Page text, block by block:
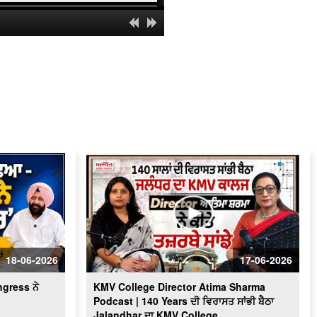
Makhsoospuri
ਮੇਅਰ ਪਦਮਜੀਤ ਸਿੰਘ ਮਹਿਤਾ ਨਾਲ ਵਿਸ਼ੇਸ਼
ਗੱਲਬਾਤ
Rakhra Exclusive l ਸਮਾਣਾ ਜਿੱਤ ਤੋਂ ਬਾਅਦ
ਸੁਰਜੀਤ ਸਿੰਘ ਰੱਖੜਾ ਦੀ Exclusive
ਇੰਟਰਵਿਊ
PTC ਛੱਡਣਾ ਜ਼ਰੂਰੀ ਸੀ ਜਾਂ ਮਜ਼ਬੂਰੀ ?
Rabindra Narayan ਨੇ ਦੱਸੇ ਚੈਨਲਾਂ ਦੇ ਭੇਤ
MLA Sukhanand ਦਾ ਖੁੱਲ੍ਹਾ challenge
Sunil Kumar Jakhar interview| ਪੰਜਾਬ ’ਚ
18-06-2026
ਨੇ
17-06-2026
KMV College Director Atima Sharma
Podcast | 140 Years ਦੀ ਵਿਰਾਸਤ ਸਾਂਭੀ ਬੈਠਾ